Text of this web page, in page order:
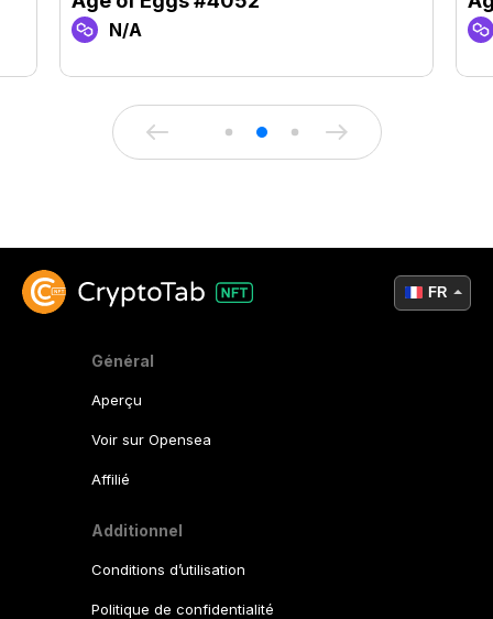
N/A
Général
Aperçu
Voir sur Opensea
Affilié
Additionnel
Conditions d’utilisation
Politique de confidentialité
FR